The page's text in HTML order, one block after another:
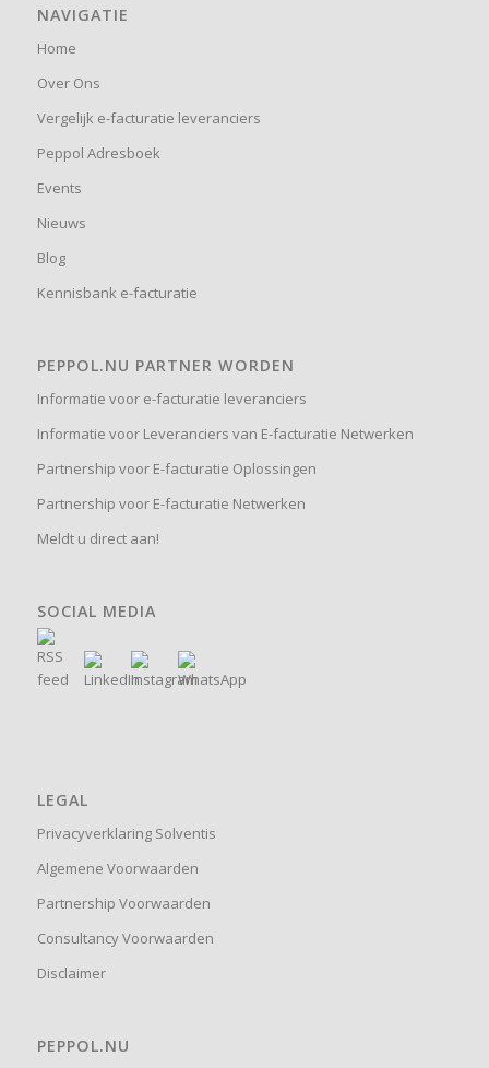
NAVIGATIE
Home
Over Ons
Vergelijk e-facturatie leveranciers
Peppol Adresboek
Events
Nieuws
Blog
Kennisbank e-facturatie
PEPPOL.NU PARTNER WORDEN
Informatie voor e-facturatie leveranciers
Informatie voor Leveranciers van E-facturatie Netwerken
Partnership voor E-facturatie Oplossingen
Partnership voor E-facturatie Netwerken
Meldt u direct aan!
SOCIAL MEDIA
LEGAL
Privacyverklaring Solventis
Algemene Voorwaarden
Partnership Voorwaarden
Consultancy Voorwaarden
Disclaimer
PEPPOL.NU